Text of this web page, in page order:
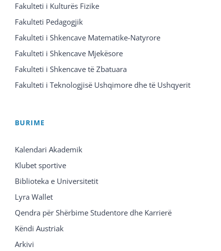
Fakulteti i Kulturës Fizike
Fakulteti Pedagogjik
Fakulteti i Shkencave Matematike-Natyrore
Fakulteti i Shkencave Mjekësore
Fakulteti i Shkencave të Zbatuara
Fakulteti i Teknologjisë Ushqimore dhe të Ushqyerit
BURIME
Kalendari Akademik
Klubet sportive
Biblioteka e Universitetit
Lyra Wallet
Qendra për Shërbime Studentore dhe Karrierë
Këndi Austriak
Arkivi